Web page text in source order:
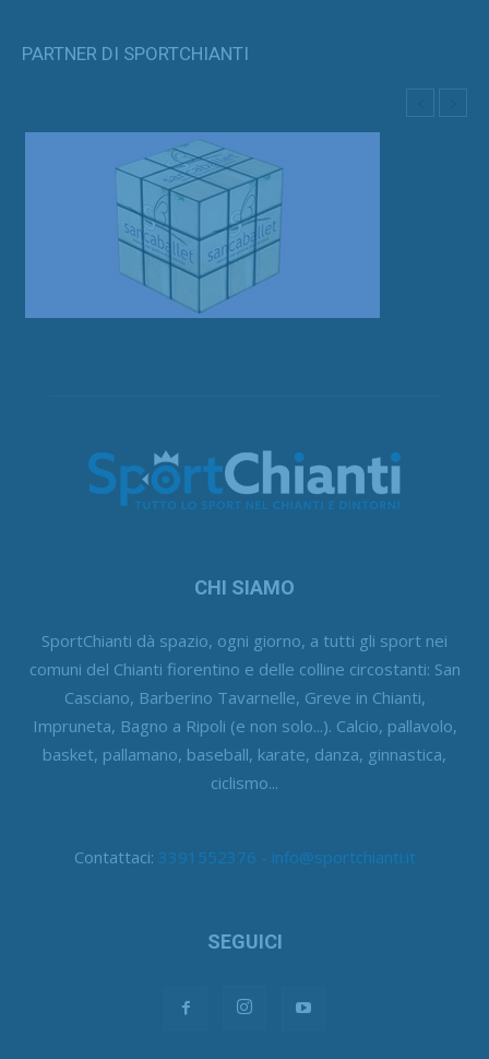
PARTNER DI SPORTCHIANTI
CHI SIAMO
SportChianti dà spazio, ogni giorno, a tutti gli sport nei
comuni del Chianti fiorentino e delle colline circostanti: San
Casciano, Barberino Tavarnelle, Greve in Chianti,
Impruneta, Bagno a Ripoli (e non solo...). Calcio, pallavolo,
basket, pallamano, baseball, karate, danza, ginnastica,
ciclismo...
Contattaci: 3391552376 - info@sportchianti.it
SEGUICI